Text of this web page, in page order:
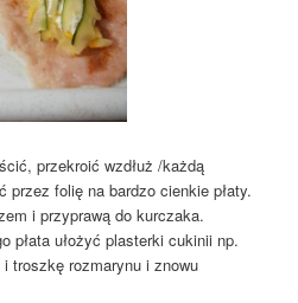
przekroić wzdłuż /każdą
folię na bardzo cienkie płaty.
i przyprawą do kurczaka.
płata ułożyć plasterki cukinii np.
troszkę rozmarynu i znowu